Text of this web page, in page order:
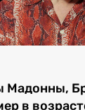
Мадонны,
в